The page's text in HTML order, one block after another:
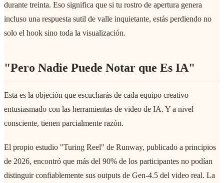
durante treinta. Eso significa que si tu rostro de apertura genera
incluso una respuesta sutil de valle inquietante, estás perdiendo no
solo el hook sino toda la visualización.
"Pero Nadie Puede Notar que Es IA"
Esta es la objeción que escucharás de cada equipo creativo
entusiasmado con las herramientas de video de IA. Y a nivel
consciente, tienen parcialmente razón.
El propio estudio "Turing Reel" de Runway, publicado a principios
de 2026, encontró que más del 90% de los participantes no podían
distinguir confiablemente sus outputs de Gen-4.5 del video real. La